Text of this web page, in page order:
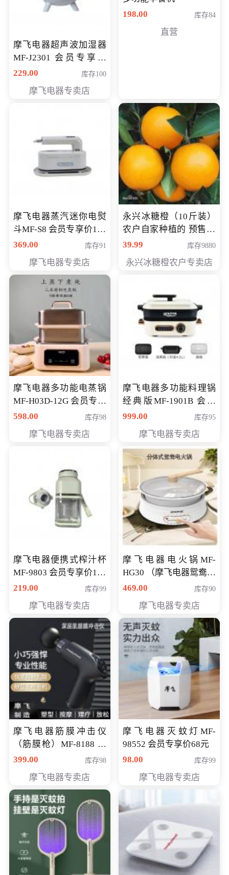
摩飞电器超声波加湿器
MF-J2301 会员专享价
168元
229.00 库存100
摩飞电器专卖店
198.00
库存84
直营
摩飞电器蒸汽迷你电熨
斗MF-S8 会员专享价168
元
369.00 库存91
摩飞电器专卖店
永兴冰糖橙（10斤装）
农户自家种植的 预售10
万斤 会员包邮专享价
39.99 库存9880
永兴冰糖橙农户专卖店
摩飞电器多功能电蒸锅
MF-H03D-12G 会员专享
价398元
598.00 库存98
摩飞电器专卖店
摩飞电器多功能料理锅
经典版MF-1901B 会员
专享价399元
999.00 库存95
摩飞电器专卖店
摩飞电器便携式榨汁杯
MF-9803 会员专享价138
元
219.00 库存99
摩飞电器专卖店
摩飞电器电火锅MF-
HG30 （摩飞电器鸳鸯锅
MF-HG30 ） 会员专享价
469.00 库存90
摩飞电器专卖店
摩飞电器筋膜冲击仪
（筋膜枪）MF-8188 会
员专享价268元
399.00 库存98
摩飞电器专卖店
摩飞电器灭蚊灯MF-
98552 会员专享价68元
98.00
库存99
摩飞电器专卖店